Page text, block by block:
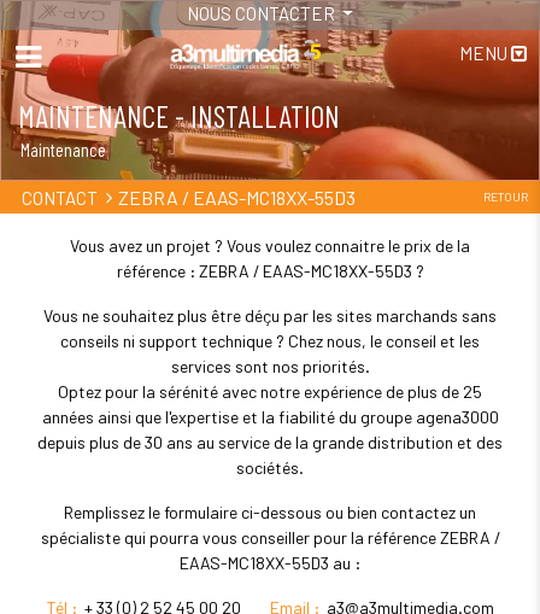
NOUS CONTACTER
MENU
MAINTENANCE - INSTALLATION
Maintenance
CONTACT ZEBRA / EAAS-MC18XX-55D3 RETOUR
Vous avez un projet ? Vous voulez connaitre le prix de la
référence : ZEBRA / EAAS-MC18XX-55D3 ?
Vous ne souhaitez plus être déçu par les sites marchands sans
conseils ni support technique ? Chez nous, le conseil et les
services sont nos priorités.
Optez pour la sérénité avec notre expérience de plus de 25
années ainsi que l'expertise et la fiabilité du groupe agena3000
depuis plus de 30 ans au service de la grande distribution et des
sociétés.
Remplissez le formulaire ci-dessous ou bien contactez un
spécialiste qui pourra vous conseiller pour la référence ZEBRA /
EAAS-MC18XX-55D3 au :
Tél : + 33 (0) 2 52 45 00 20 Email : a3@a3multimedia.com